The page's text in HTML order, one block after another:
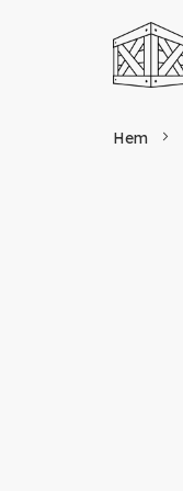
Hem